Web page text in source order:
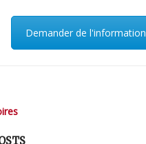
Demander de l'information